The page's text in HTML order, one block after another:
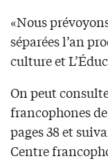
«Nous
séparées l’an
culture et
On peut
francophones
pages 38 et
Centre